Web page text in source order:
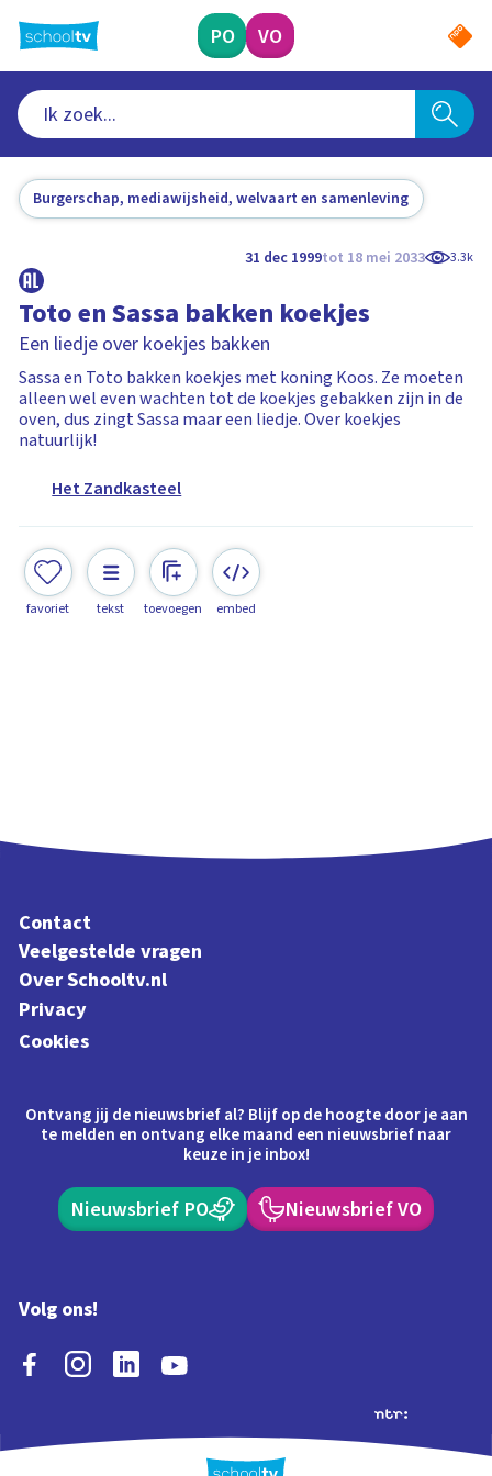
naar
hoofdinhoud
PO VO
Burgerschap, mediawijsheid, welvaart en samenleving
31 dec 1999tot 18 mei 2033 3.3k
Toto en Sassa bakken koekjes
Een liedje over koekjes bakken
Sassa en Toto bakken koekjes met koning Koos. Ze moeten
alleen wel even wachten tot de koekjes gebakken zijn in de
oven, dus zingt Sassa maar een liedje. Over koekjes
natuurlijk!
Het Zandkasteel
favoriet tekst toevoegen embed
Contact
Veelgestelde vragen
Over Schooltv.nl
Privacy
Cookies
Ontvang jij de nieuwsbrief al? Blijf op de hoogte door je aan
te melden en ontvang elke maand een nieuwsbrief naar
keuze in je inbox!
Nieuwsbrief PO Nieuwsbrief VO
Volg ons!